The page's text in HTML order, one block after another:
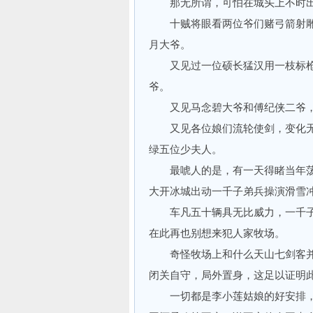
那无所谓，可怕在城头上不时出
十贼将眼看两位爷们赌弓箭射雕
月大爷。
又见过一位硕长猛汉用一枝标枪
爷。
又见马念碧大爷和傅纪侠二爷，
又见各位娘们流轮使剑，变化无
绿五位少夫人。
最唬人的是，有一天得睹当年荡
大开冰城出动一千子弟兵操演滑雪
车凡五十辆具无比威力，一千子
在此再也别想来犯人家牧场。
奇怪牧场上和什么天山七剑客并
闭关自守，局外置身，这足以证明
一切都是李小莲姑娘的好安排，